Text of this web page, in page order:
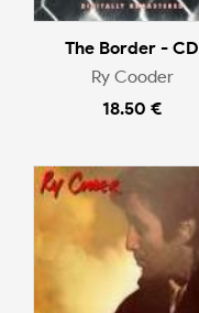
The Border - CD
Ry Cooder
18.50 €